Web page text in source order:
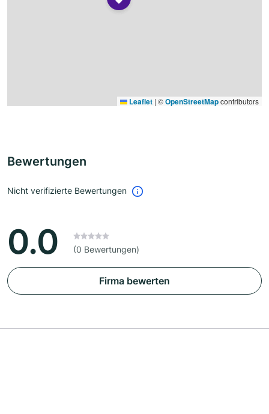
Leaflet | ©OpenStreetMapcontributors
Bewertungen
Nicht verifizierte Bewertungen
0.0 (0 Bewertungen)
Firma bewerten